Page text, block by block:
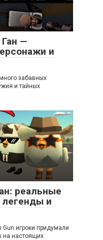
—
и
забавных
и тайных
реальные
и
игроки придумали
на настоящих